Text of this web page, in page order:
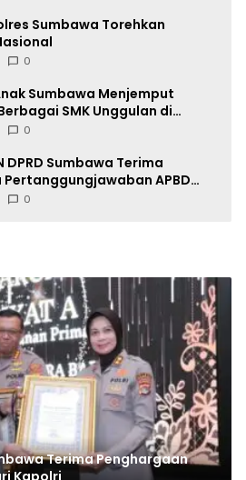
Sumbawa Torehkan
0
Sumbawa Menjemput
SMK Unggulan di
0
DPRD Sumbawa Terima
Pertanggungjawaban APBD
SILPA Rp201,68 Miliar dan
0
Terima Penghargaan